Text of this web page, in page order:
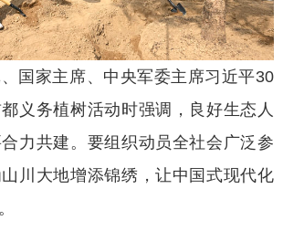
国家主席、中央军委主席习近平30
义务植树活动时强调，良好生态人
力共建。要组织动员全社会广泛参
川大地增添锦绣，让中国式现代化